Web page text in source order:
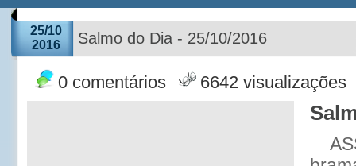
25/10
2016
Salmo do Dia - 25/10/2016
0 comentários 6642 visualizações